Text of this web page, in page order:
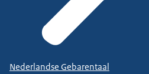
Nederlandse Gebarentaal